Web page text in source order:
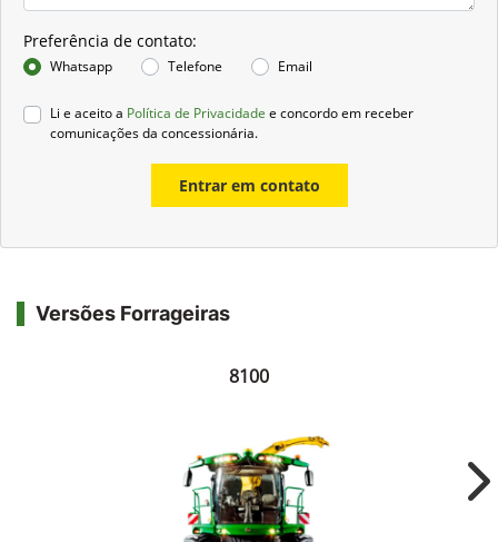
Preferência de contato:
Whatsapp Telefone Email
Li e aceito a Política de Privacidade e concordo em receber
comunicações da concessionária.
Entrar em contato
Versões Forrageiras
8100